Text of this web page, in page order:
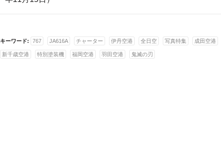
キーワード: 767 JA616A チャーター 伊丹空港 全日空 写真特集 成田空港
新千歳空港 特別塗装機 福岡空港 羽田空港 鬼滅の刃